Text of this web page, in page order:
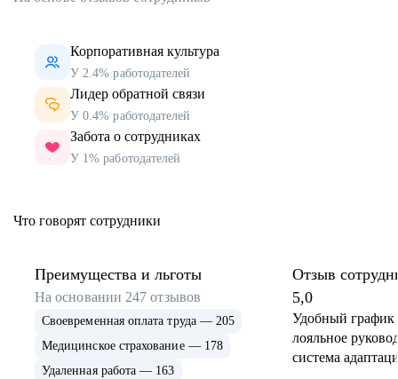
Корпоративная культура
У 2.4% работодателей
Лидер обратной связи
У 0.4% работодателей
Забота о сотрудниках
У 1% работодателей
Что говорят сотрудники
Преимущества и льготы
На основании 247 отзывов
Своевременная оплата труда — 205
Медицинское страхование — 178
Удаленная работа — 163
Отзыв
5,0
Удобный график
лояльное
система